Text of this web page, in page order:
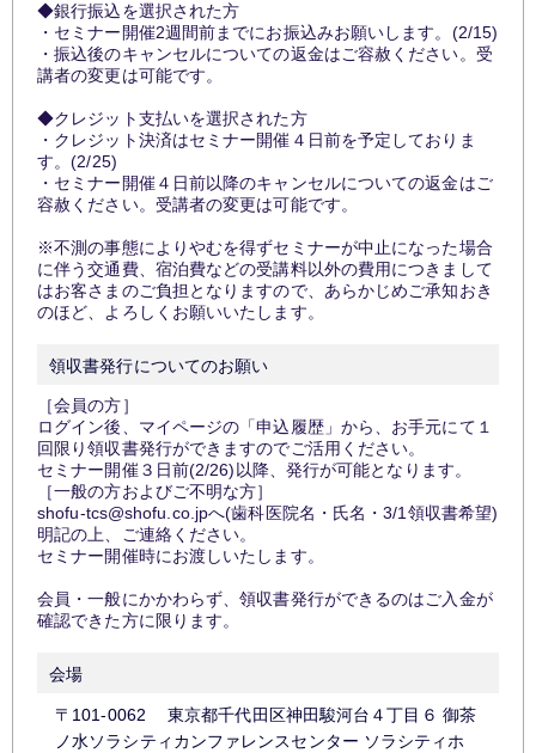
◆銀行振込を選択された方
・セミナー開催2週間前までにお振込みお願いします。(2/15)
・振込後のキャンセルについての返金はご容赦ください。受
講者の変更は可能です。
◆クレジット支払いを選択された方
・クレジット決済はセミナー開催４日前を予定しておりま
す。(2/25)
・セミナー開催４日前以降のキャンセルについての返金はご
容赦ください。受講者の変更は可能です。
※不測の事態によりやむを得ずセミナーが中止になった場合
に伴う交通費、宿泊費などの受講料以外の費用につきまして
はお客さまのご負担となりますので、あらかじめご承知おき
のほど、よろしくお願いいたします。
領収書発行についてのお願い
［会員の方］
ログイン後、マイページの「申込履歴」から、お手元にて１
回限り領収書発行ができますのでご活用ください。
セミナー開催３日前(2/26)以降、発行が可能となります。
［一般の方およびご不明な方］
shofu-tcs@shofu.co.jpへ(歯科医院名・氏名・3/1領収書希望)
明記の上、ご連絡ください。
セミナー開催時にお渡しいたします。
会員・一般にかかわらず、領収書発行ができるのはご入金が
確認できた方に限ります。
会場
〒101-0062 東京都千代田区神田駿河台４丁目６ 御茶
ノ水ソラシティカンファレンスセンター ソラシティホ